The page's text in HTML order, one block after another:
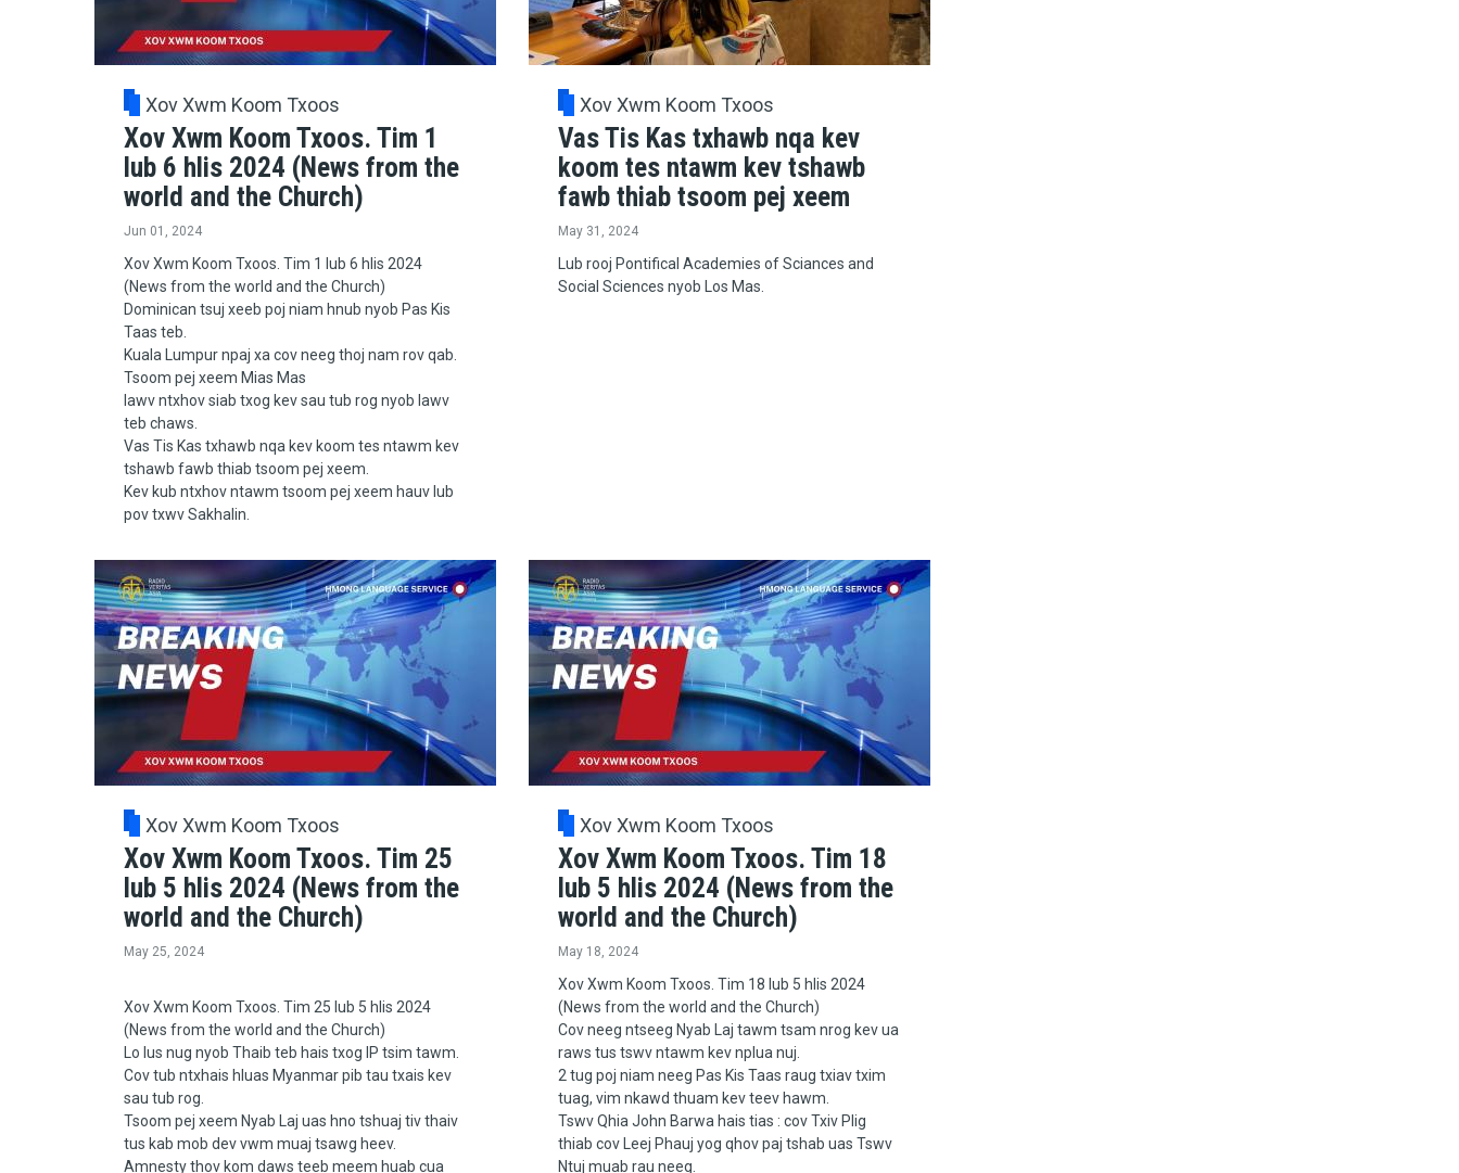
Xov Xwm Koom Txoos
Xov Xwm Koom Txoos. Tim 1
lub 6 hlis 2024 (News from the
world and the Church)
Jun 01, 2024
Xov Xwm Koom Txoos. Tim 1 lub 6 hlis 2024
(News from the world and the Church)
Dominican tsuj xeeb poj niam hnub nyob Pas Kis
Taas teb.
Kuala Lumpur npaj xa cov neeg thoj nam rov qab.
Tsoom pej xeem Mias Mas
lawv ntxhov siab txog kev sau tub rog nyob lawv
teb chaws.
Vas Tis Kas txhawb nqa kev koom tes ntawm kev
tshawb fawb thiab tsoom pej xeem.
Kev kub ntxhov ntawm tsoom pej xeem hauv lub
pov txwv Sakhalin.
Xov Xwm Koom Txoos
Vas Tis Kas txhawb nqa kev
koom tes ntawm kev tshawb
fawb thiab tsoom pej xeem
May 31, 2024
Lub rooj Pontifical Academies of Sciances and
Social Sciences nyob Los Mas.
Xov Xwm Koom Txoos
Xov Xwm Koom Txoos. Tim 25
lub 5 hlis 2024 (News from the
world and the Church)
May 25, 2024
Xov Xwm Koom Txoos. Tim 25 lub 5 hlis 2024
(News from the world and the Church)
Lo lus nug nyob Thaib teb hais txog IP tsim tawm.
Cov tub ntxhais hluas Myanmar pib tau txais kev
sau tub rog.
Tsoom pej xeem Nyab Laj uas hno tshuaj tiv thaiv
tus kab mob dev vwm muaj tsawg heev.
Amnesty thov kom daws teeb meem huab cua
Xov Xwm Koom Txoos
Xov Xwm Koom Txoos. Tim 18
lub 5 hlis 2024 (News from the
world and the Church)
May 18, 2024
Xov Xwm Koom Txoos. Tim 18 lub 5 hlis 2024
(News from the world and the Church)
Cov neeg ntseeg Nyab Laj tawm tsam nrog kev ua
raws tus tswv ntawm kev nplua nuj.
2 tug poj niam neeg Pas Kis Taas raug txiav txim
tuag, vim nkawd thuam kev teev hawm.
Tswv Qhia John Barwa hais tias : cov Txiv Plig
thiab cov Leej Phauj yog qhov paj tshab uas Tswv
Ntuj muab rau neeg.